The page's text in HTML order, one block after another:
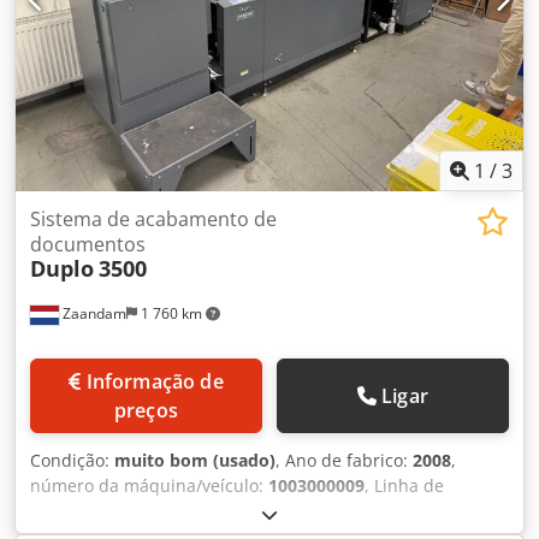
1 /3
Zaandam 1 760 km
Sistema de acabamento de
documentos
Duplo3500
preços
Ligar
Condição: muito bom (usado), Ano de fabrico: 2008,
número da máquina/veículo: 1003000009, Linha de
acabamento completa e totalmente automática para a